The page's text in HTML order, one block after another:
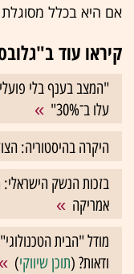
אם היא בכלל
קיראו עוד
"המצב בענף בלי
עלו ב־30%"
היקרה בהיסטוריה:
בזכות הנשק
אמריקה
ודאות? (תוכן שיווקי)